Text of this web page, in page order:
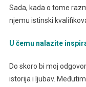
Sada, kada o tome
njemu istinski
U čemu nalazite
Do skoro bi moj
istorija i ljubav.